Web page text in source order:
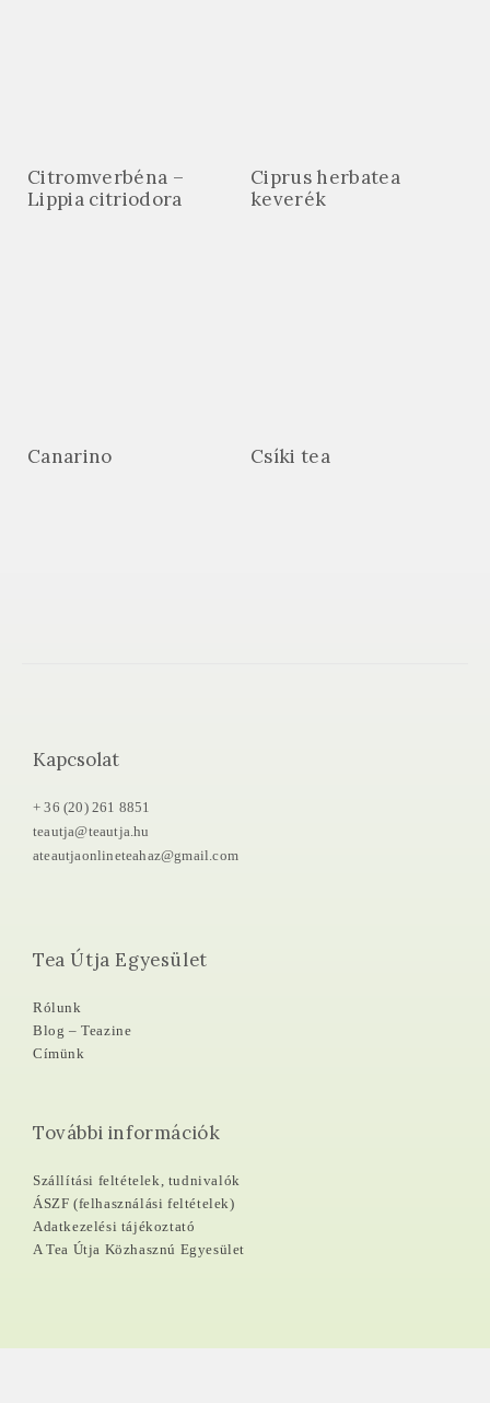
Citromverbéna –
Lippia citriodora
Ciprus herbatea
keverék
Canarino Csíki tea
Kapcsolat
+ 36 (20) 261 8851
teautja@teautja.hu
ateautjaonlineteahaz@gmail.com
Tea Útja Egyesület
Rólunk
Blog – Teazine
Címünk
További információk
Szállítási feltételek, tudnivalók
ÁSZF (felhasználási feltételek)
Adatkezelési tájékoztató
A Tea Útja Közhasznú Egyesület